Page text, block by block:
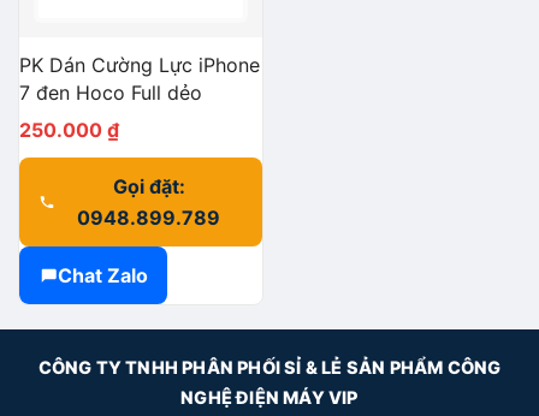
PK Dán Cường Lực iPhone
7 đen Hoco Full dẻo
250.000 ₫
Gọi đặt:
0948.899.789
Chat Zalo
CÔNG TY TNHH PHÂN PHỐI SỈ & LẺ SẢN PHẨM CÔNG
NGHỆ ĐIỆN MÁY VIP